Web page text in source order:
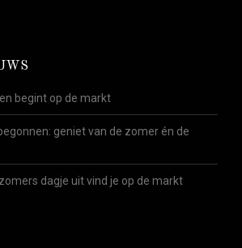
begint op de markt
geniet van de zomer én de
dagje uit vind je op de markt